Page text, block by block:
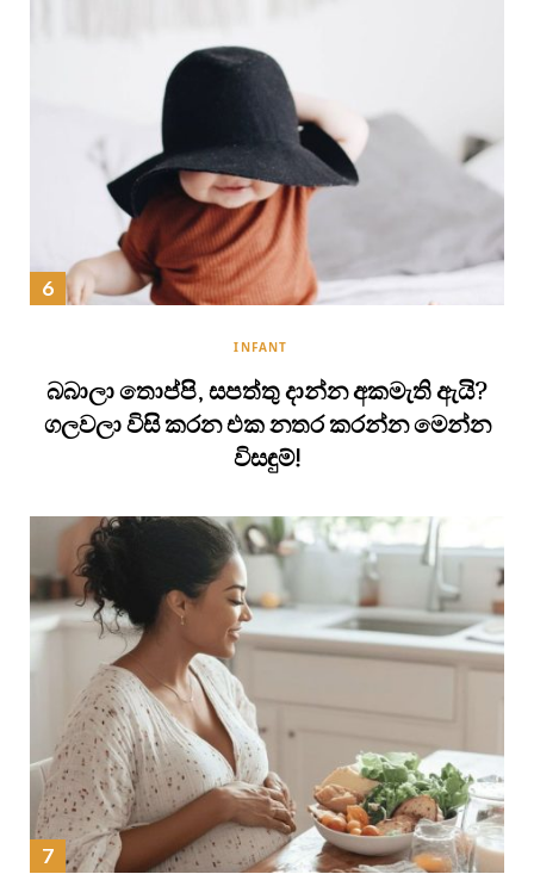
INFANT
බබාලා තොප්පි, සපත්තු දාන්න අකමැති ඇයි?
ගලවලා විසි කරන එක නතර කරන්න මෙන්න
විසඳුම්!